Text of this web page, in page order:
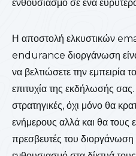
ενθουσιασμό σε ένα
Η αποστολή ελκυστικών
endurance διοργάνωση
να βελτιώσετε την εμπειρία
επιτυχία της εκδήλωσής
στρατηγικές, όχι μόνο θα
ενήμερους αλλά και θα τους
πρεσβευτές του διοργάνωση